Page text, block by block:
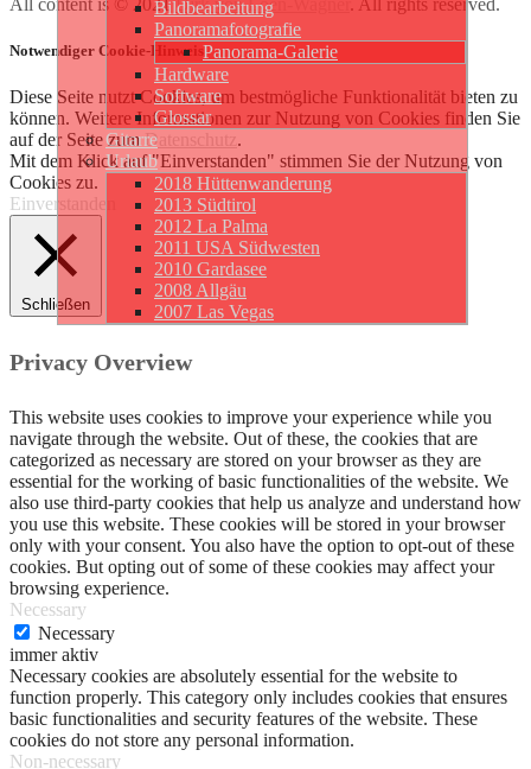
Bildbearbeitung
Panoramafotografie
Panorama-Galerie
Hardware
Software
Glossar
Gitarre
Urlaub
2018 Hüttenwanderung
2013 Südtirol
2012 La Palma
2011 USA Südwesten
2010 Gardasee
2008 Allgäu
2007 Las Vegas
Notwendiger Cookie-Hinweis
Diese Seite nutzt Cookies, um bestmögliche Funktionalität bieten zu
können. Weitere Informationen zur Nutzung von Cookies finden Sie
auf der Seite zumDatenschutz .
Mit dem Klick auf "Einverstanden" stimmen Sie der Nutzung von
Cookies zu.
Einverstanden
Schließen
Privacy Overview
This website uses cookies to improve your experience while you
navigate through the website. Out of these, the cookies that are
categorized as necessary are stored on your browser as they are
essential for the working of basic functionalities of the website. We
also use third-party cookies that help us analyze and understand how
you use this website. These cookies will be stored in your browser
only with your consent. You also have the option to opt-out of these
cookies. But opting out of some of these cookies may affect your
browsing experience.
Necessary
Necessary
immer aktiv
Necessary cookies are absolutely essential for the website to
function properly. This category only includes cookies that ensures
basic functionalities and security features of the website. These
cookies do not store any personal information.
Non-necessary